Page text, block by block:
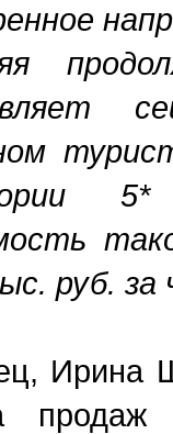
руб. за
Ирина
продаж